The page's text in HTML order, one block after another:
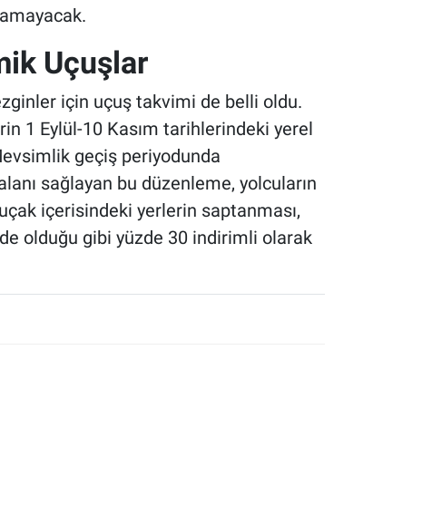
Uçuşlar
için uçuş takvimi de belli oldu.
1 Eylül-10 Kasım tarihlerindeki yerel
geçiş periyodunda
sağlayan bu düzenleme, yolcuların
içerisindeki yerlerin saptanması,
olduğu gibi yüzde 30 indirimli olarak